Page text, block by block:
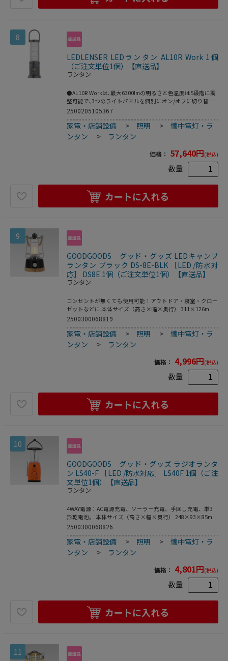
8
LEDLENSER LEDランタン AL10R Work 1個
（ご注文単位1個）【直送品】
ランタン
●AL10R Workは､最大6300lmの明るさと色温度は5段階に調
整可能で､3つのライトパネルを個別にオン/オフに切り替え
でき､作業現場の環境に合わせ360/240/120度に照らすこと
で屋外屋内問わず使用が可能｡●AC電源または内蔵バッテリ
ーのどちらの電源でも使用できるよう設計されており､移動
しながらの使用も可能です｡
2500205105367
家電・店舗設備 > 照明 >懐中電灯・ラ
ンタン
> ランタン
価格： 57,640円(税込)
数量
カートに入れる
9
GOODGOODS グッド・グッズ LEDキャンプ
ランタン ブラック DS-8E-BLK ［LED /防水対
応］ DS8E 1個（ご注文単位1個）【直送品】
ランタン
コンセントが無くても使用可能！アウトドア・寝室・クロー
ゼットなどに 本体サイズ（高さ×幅×奥行） 311×126mm
本体重量 約500g 明るさ 10LM-400LM 調光機能 無段階調節可
単3乾電池×3本（別売り） 充電時間 約8時間 連続使用時間
HIGH：約5時間、LOW：約75時間 耐水耐塵 IPX4（生活防
水） 付属品 リチウムイオン電池 LDC-361A×2本、マイクロ
USB充電ケーブル(品番：I59）、ミニドライバー、取扱説明
2500300068819
家電・店舗設備 > 照明 >懐中電灯・ラ
ンタン
> ランタン
価格： 4,996円(税込)
数量
カートに入れる
10
GOODGOODS グッド・グッズ ラジオランタ
ン LS40-F ［LED /防水対応］ LS40F 1個（ご注
文単位1個）【直送品】
ランタン
4WAY電源：AC電源充電、ソーラー充電、手回し充電、単3
形乾電池。 本体サイズ（高さ×幅×奥行） 248×93×85mm
本体重量 約320g 明るさ 400lm（最大） 調光機能 2段階：
<BR>②ダイナモ（手回し）<BR>③ソーラー <BR>④単三形
乾電池*3本（別売） 充電時間 家庭用コンセント：約4時間
連続使用時間 約12時間(ハイ)、約24時間（ロー）<BR>（電
力不足の場合、LED灯は徐々に暗くなっていきます。） 耐水
2500300068826
家電・店舗設備 > 照明 >懐中電灯・ラ
ンタン
> ランタン
価格： 4,801円(税込)
数量
カートに入れる
11